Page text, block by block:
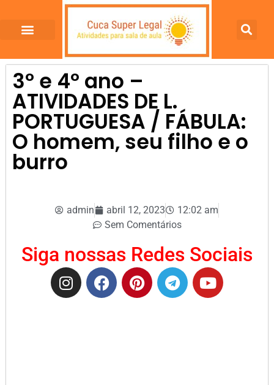
3º e 4º ano –
ATIVIDADES DE L.
PORTUGUESA / FÁBULA:
O homem, seu filho e o
burro
admin abril 12, 2023
12:02 am
Sem Comentários
Siga nossas Redes Sociais